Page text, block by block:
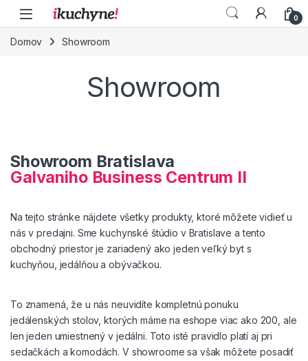
Skip to navigation
Skip to content
0
Domov Showroom
Showroom
Showroom Bratislava
Galvaniho Business Centrum II
Na tejto stránke nájdete všetky produkty, ktoré môžete vidieť u
nás v predajni. Sme kuchynské štúdio v Bratislave a tento
obchodný priestor je zariadený ako jeden veľký byt s
kuchyňou, jedálňou a obývačkou.
To znamená, že u nás neuvidíte kompletnú ponuku
jedálenských stolov, ktorých máme na eshope viac ako 200, ale
len jeden umiestnený v jedálni. Toto isté pravidlo platí aj pri
sedačkách a komodách. V showroome sa však môžete posadiť